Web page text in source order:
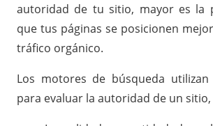
autoridad de tu sitio, mayor es la
que tus páginas se posicionen
tráfico orgánico.
Los motores de búsqueda
para evaluar la autoridad de un